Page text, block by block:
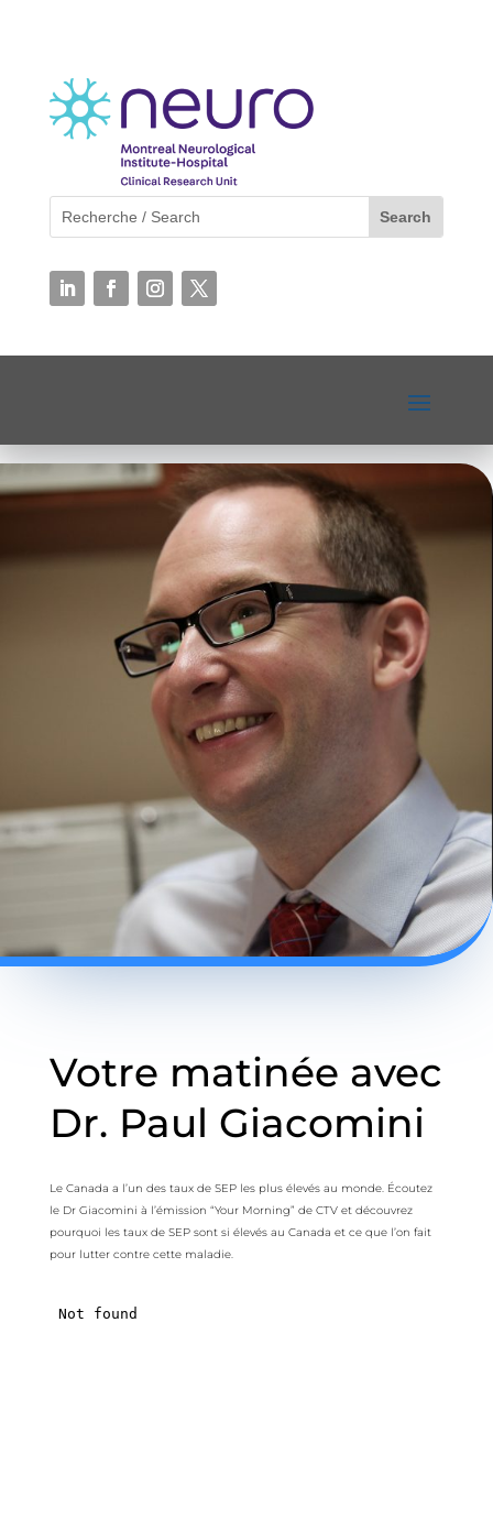
Votre matinée avec
Dr. Paul Giacomini
Le Canada a l’un des taux de SEP les plus élevés au monde. Écoutez
le Dr Giacomini à l’émission “Your Morning” de CTV et découvrez
pourquoi les taux de SEP sont si élevés au Canada et ce que l’on fait
pour lutter contre cette maladie.